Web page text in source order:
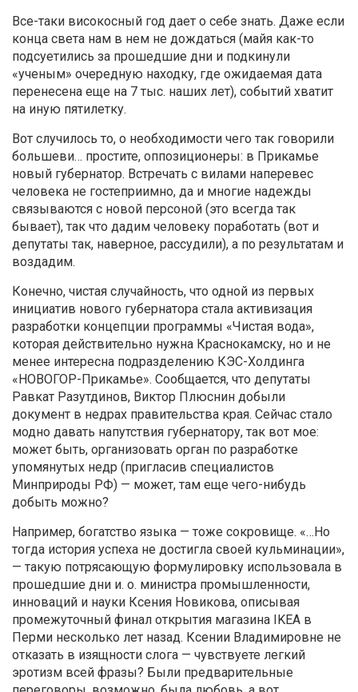
Все-таки високосный год дает о себе знать. Даже если
конца света нам в нем не дождаться (майя как-то
подсуетились за прошедшие дни и подкинули
«ученым» очередную находку, где ожидаемая дата
перенесена еще на 7 тыс. наших лет), событий хватит
на иную пятилетку.
Вот случилось то, о необходимости чего так говорили
большеви… простите, оппозиционеры: в Прикамье
новый губернатор. Встречать с вилами наперевес
человека не гостеприимно, да и многие надежды
связываются с новой персоной (это всегда так
бывает), так что дадим человеку поработать (вот и
депутаты так, наверное, рассудили), а по результатам и
воздадим.
Конечно, чистая случайность, что одной из первых
инициатив нового губернатора стала активизация
разработки концепции программы «Чистая вода»,
которая действительно нужна Краснокамску, но и не
менее интересна подразделению КЭС-Холдинга
«НОВОГОР-Прикамье». Сообщается, что депутаты
Равкат Разутдинов, Виктор Плюснин добыли
документ в недрах правительства края. Сейчас стало
модно давать напутствия губернатору, так вот мое:
может быть, организовать орган по разработке
упомянутых недр (пригласив специалистов
Минприроды РФ) — может, там еще чего-нибудь
добыть можно?
Например, богатство языка — тоже сокровище. «…Но
тогда история успеха не достигла своей кульминации»,
— такую потрясающую формулировку использовала в
прошедшие дни и. о. министра промышленности,
инноваций и науки Ксения Новикова, описывая
промежуточный финал открытия магазина IKEA в
Перми несколько лет назад. Ксении Владимировне не
отказать в изящности слога — чувствуете легкий
эротизм всей фразы? Были предварительные